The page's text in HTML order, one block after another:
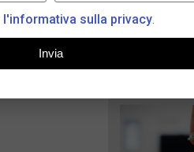
europei.
di
l'informativa sulla privacy.
Invia